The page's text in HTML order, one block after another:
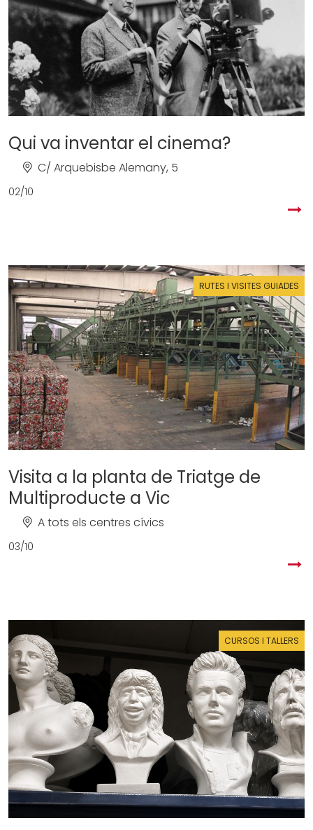
Qui va inventar el cinema?
C/ Arquebisbe Alemany, 5
02/10
RUTES I VISITES GUIADES
Visita a la planta de Triatge de
Multiproducte a Vic
A tots els centres cívics
03/10
CURSOS I TALLERS